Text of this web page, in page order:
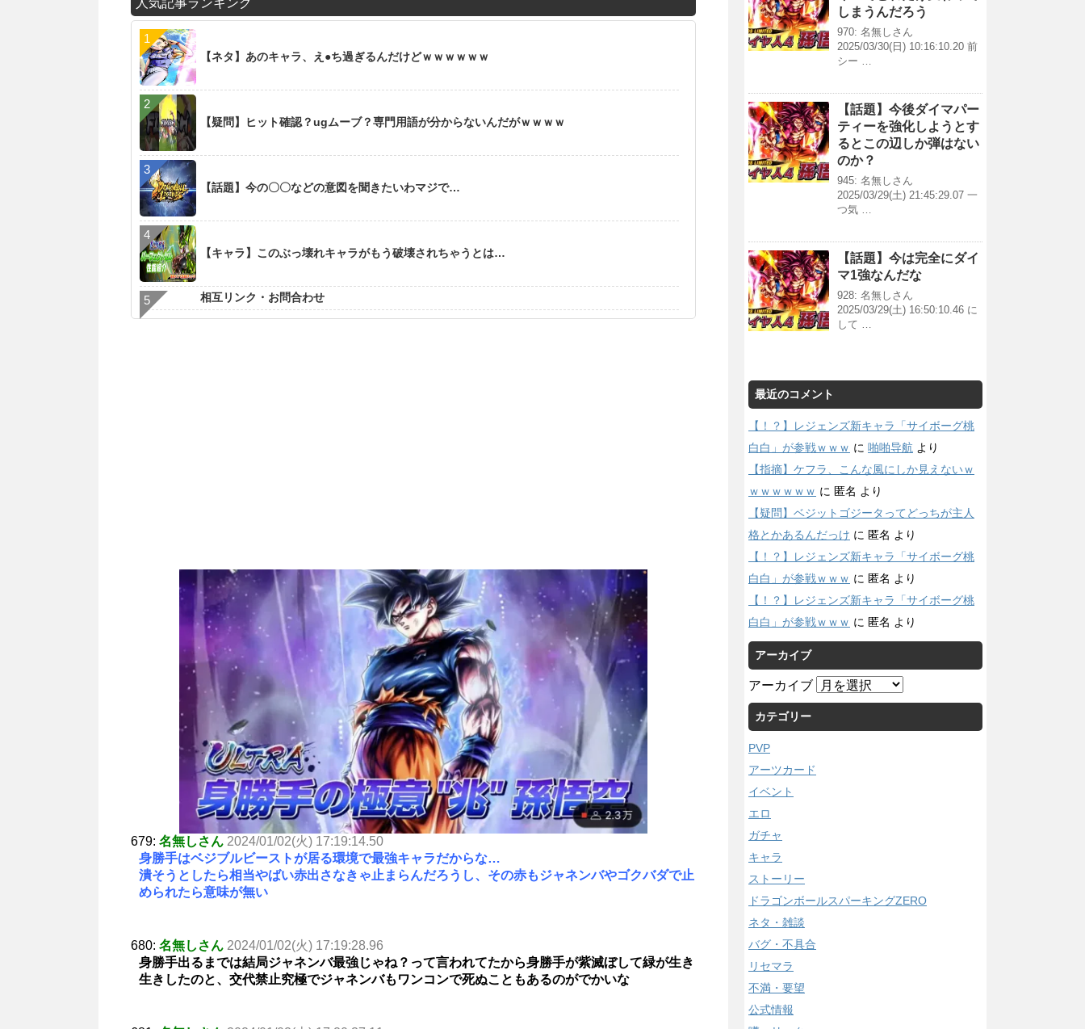
人気記事ランキング
【ネタ】あのキャラ、え●ち過ぎるんだけどｗｗｗｗｗｗ
【疑問】ヒット確認？ugムーブ？専門用語が分からないんだがｗｗｗｗ
【話題】今の〇〇などの意図を聞きたいわマジで…
【キャラ】このぶっ壊れキャラがもう破壊されちゃうとは…
相互リンク・お問合わせ
679: 名無しさん 2024/01/02(火) 17:19:14.50
身勝手はベジブルビーストが居る環境で最強キャラだからな…
潰そうとしたら相当やばい赤出さなきゃ止まらんだろうし、その赤もジャネンバやゴクバダで止
められたら意味が無い
680: 名無しさん 2024/01/02(火) 17:19:28.96
身勝手出るまでは結局ジャネンバ最強じゃね？って言われてたから身勝手が紫滅ぼして緑が生き
生きしたのと、交代禁止究極でジャネンバもワンコンで死ぬこともあるのがでかいな
しまうんだろう
970: 名無しさん
2025/03/30(日) 10:16:10.20 前
シー …
【話題】今後ダイマパー
ティーを強化しようとす
るとこの辺しか弾はない
のか？
945: 名無しさん
2025/03/29(土) 21:45:29.07 一
つ気 …
【話題】今は完全にダイ
マ1強なんだな
928: 名無しさん
2025/03/29(土) 16:50:10.46 に
して …
最近のコメント
【！？】レジェンズ新キャラ「サイボーグ桃
白白」が参戦ｗｗｗ に 啪啪导航 より
【指摘】ケフラ、こんな風にしか見えないｗ
ｗｗｗｗｗｗ に 匿名 より
【疑問】ベジットゴジータってどっちが主人
格とかあるんだっけ に 匿名 より
【！？】レジェンズ新キャラ「サイボーグ桃
白白」が参戦ｗｗｗ に 匿名 より
【！？】レジェンズ新キャラ「サイボーグ桃
白白」が参戦ｗｗｗ に 匿名 より
アーカイブ
アーカイブ
カテゴリー
PVP
アーツカード
イベント
エロ
ガチャ
キャラ
ストーリー
ドラゴンボールスパーキングZERO
ネタ・雑談
バグ・不具合
リセマラ
不満・要望
公式情報